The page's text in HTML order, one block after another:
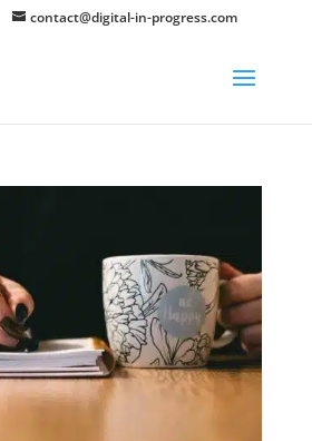
contact@digital-in-progress.com